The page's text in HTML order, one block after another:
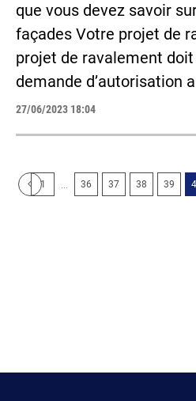
que vous devez savoir
façades Votre projet de
projet de ravalement doit
demande d’autorisation
27/06/2023 18:04
1 36 37 38 39